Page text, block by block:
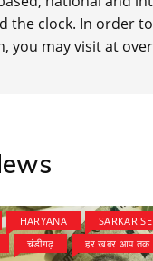
the clock. In order
you may visit at
HARYANA
SARKAR
चंडीगढ़ हर खबर आप तक